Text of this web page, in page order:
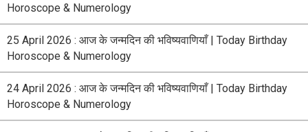
Horoscope & Numerology
25 April 2026 : आज के जन्मदिन की भविष्यवाणियाँ | Today Birthday
Horoscope & Numerology
24 April 2026 : आज के जन्मदिन की भविष्यवाणियाँ | Today Birthday
Horoscope & Numerology